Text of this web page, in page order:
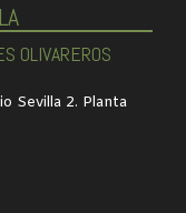
OLIVAREROS
Sevilla 2. Planta